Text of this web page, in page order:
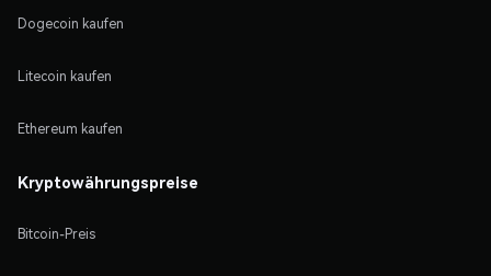
Dogecoin kaufen
Litecoin kaufen
Ethereum kaufen
Kryptowährungspreise
Bitcoin-Preis